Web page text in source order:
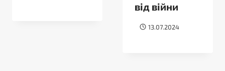
від війни
13.07.2024